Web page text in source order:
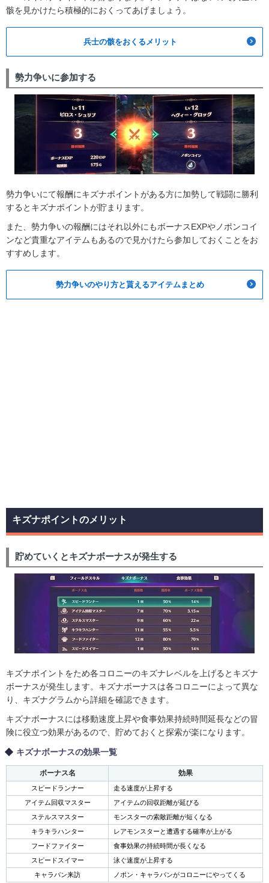
骸を見かけたら積極的におくってあげましょう。
兵士の骸をおくるメリット
勢力争いに参加する
勢力争いにて報酬にキズナポイントがある方に加勢して戦闘に勝利
するとキズナポイントが貯まります。
また、勢力争いの報酬にはそれ以外にもボーナスEXPやノポンコイ
ンなど貴重なアイテムもあるので見かけたら参加しておくことをお
すすめします。
勢力争いのやり方と貰えるアイテムまとめ
キズナポイントのメリット
貯めていくとキズナボーナスが発生する
キズナポイントをため各コロニーのキズナレベルを上げるとキズナ
ボーナスが発生します。キズナボーナスは各コロニーによって異な
り、キズナグラムから詳細を確認できます。
キズナボーナスには移動速度上昇や食事効果持続時間延長などの冒
険に役立つ効果があるので、貯めておくと探索が楽になります。
キズナボーナスの効果一覧
ボーナス名 効果
スピードランナー
走る速度が上昇する
アイテム回収マスター
アイテムの回収距離が延びる
ステルスマスター
モンスターの索敵距離が短くなる
キラキラハンター
レアモンスターと遭遇する確率が上がる
フードファイター
食事効果の持続時間が長くなる
スピードスイマー
泳ぐ速度が上昇する
キャラバン来訪
ノポン・キャラバンがコロニーにやってくる